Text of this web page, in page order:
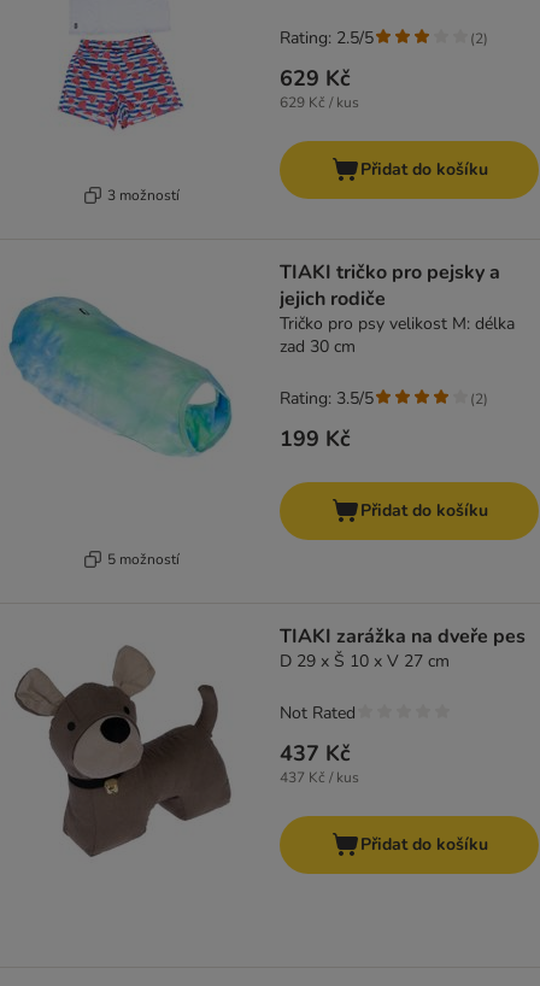
3 možností
629 Kč
629 Kč / kus
Rating: 2.5/5 (2)
Přidat do košíku
5 možností
TIAKI tričko pro pejsky a
jejich rodiče
Tričko pro psy velikost M: délka
zad 30 cm
199 Kč
Rating: 3.5/5 (2)
Přidat do košíku
TIAKI zarážka na dveře pes
D 29 x Š 10 x V 27 cm
437 Kč
437 Kč / kus
Not Rated
Přidat do košíku